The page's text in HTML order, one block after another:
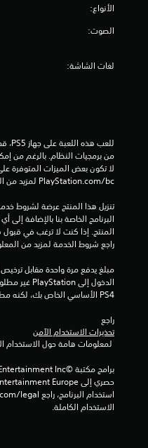
الأنواع:
الصوت:
لغات الشاشة:
‎PlayStation.com/bc لمزيد من التفاصيل.
راجع شروط الخدمة لمزيد من
PS4 الأساسي الخاص بك، لكنه مطلوب للاستخدام على أجهزة PS4 أخرى.
راجع
تحذيرات الاستخدام الآمن
الاستخدام الكاملة.